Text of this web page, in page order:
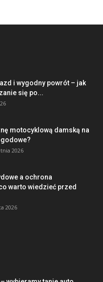
i wygodny powrót – jak
się po...
motocyklową damską na
2026
a ochrona
warto wiedzieć przed
2026